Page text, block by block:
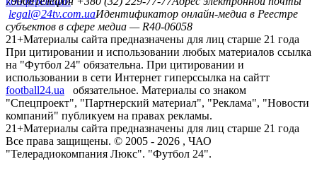
legal@24tv.com.uaИдентификатор онлайн-медиа в Реестре
субъектов в сфере медиа — R40-06058
21+Материалы сайта предназначены для лиц старше 21 года
При цитировании и использовании любых материалов ссылка
на "Футбол 24" обязательна. При цитировании и
использовании в сети Интернет гиперссылка на сайтт
football24.ua
обязательное. Материалы со знаком
"Спецпроект", "Партнерский материал", "Реклама", "Новости
компаний" публикуем на правах рекламы.
21+Материалы сайта предназначены для лиц старше 21 года
Все права защищены. © 2005 - 2026 , ЧАО
"Телерадиокомпания Люкс". "Футбол 24".